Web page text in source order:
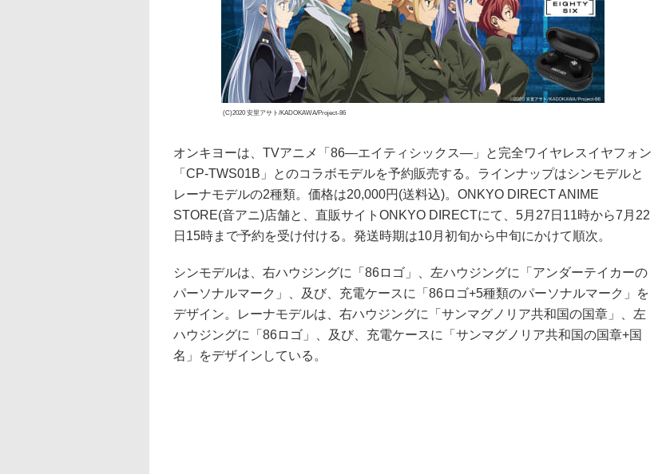
(C)2020 安里アサト/KADOKAWA/Project-86
オンキヨーは、TVアニメ「86―エイティシックス―」と完全ワイヤレスイヤフォン
「CP-TWS01B」とのコラボモデルを予約販売する。ラインナップはシンモデルと
レーナモデルの2種類。価格は20,000円(送料込)。ONKYO DIRECT ANIME
STORE(音アニ)店舗と、直販サイトONKYO DIRECTにて、5月27日11時から7月22
日15時まで予約を受け付ける。発送時期は10月初旬から中旬にかけて順次。
シンモデルは、右ハウジングに「86ロゴ」、左ハウジングに「アンダーテイカーの
パーソナルマーク」、及び、充電ケースに「86ロゴ+5種類のパーソナルマーク」を
デザイン。レーナモデルは、右ハウジングに「サンマグノリア共和国の国章」、左
ハウジングに「86ロゴ」、及び、充電ケースに「サンマグノリア共和国の国章+国
名」をデザインしている。